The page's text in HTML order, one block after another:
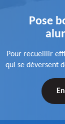
Pose
Pour recueillir
qui se déversent
dans le 83 Var